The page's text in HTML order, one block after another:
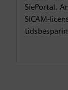
SiePortal.
SICAM-